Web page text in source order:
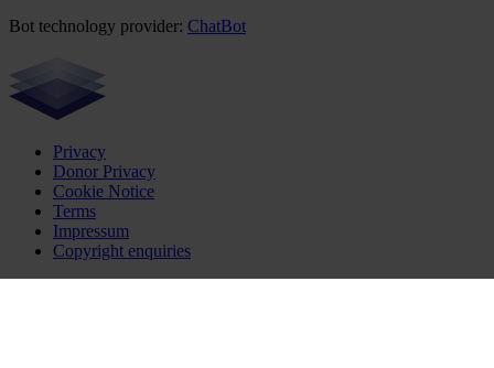
Bot technology provider: ChatBot
Privacy
Donor Privacy
Cookie Notice
Terms
Impressum
Copyright enquiries